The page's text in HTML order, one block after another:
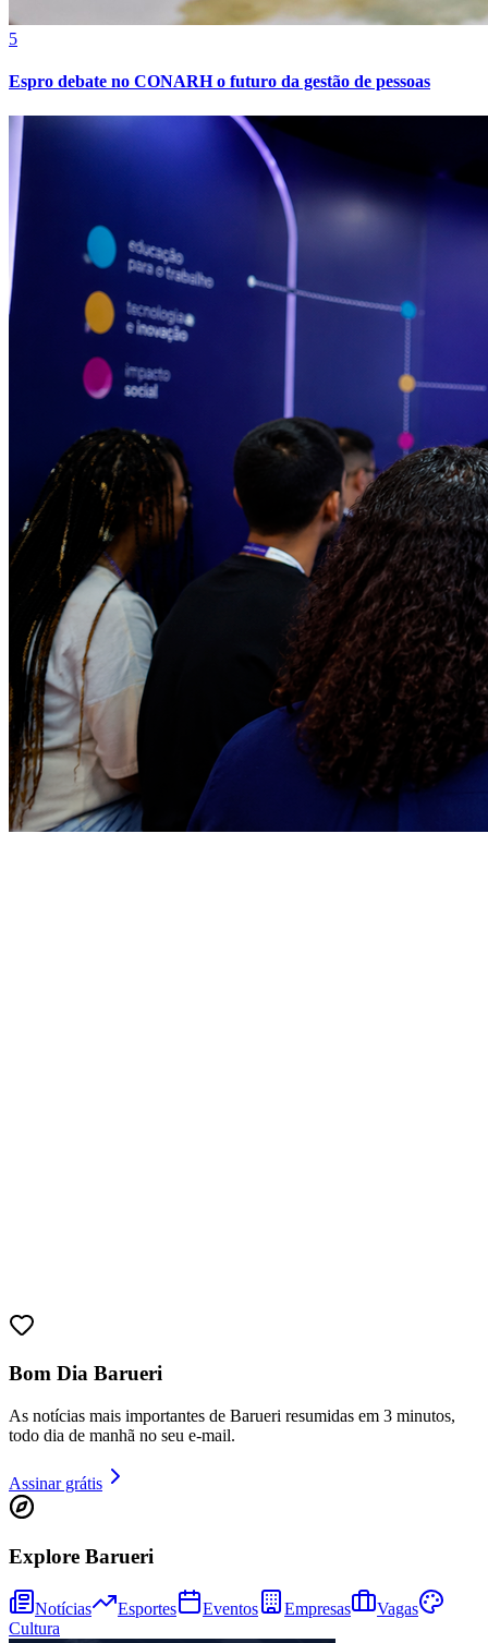
Juventude
Ceará
Goiás
5
Espro debate no CONARH o futuro da gestão de pessoas
Bom Dia Barueri
As notícias mais importantes de Barueri resumidas em 3 minutos,
todo dia de manhã no seu e-mail.
Assinar grátis
Explore Barueri
Notícias Esportes Eventos Empresas
Vagas
Cultura